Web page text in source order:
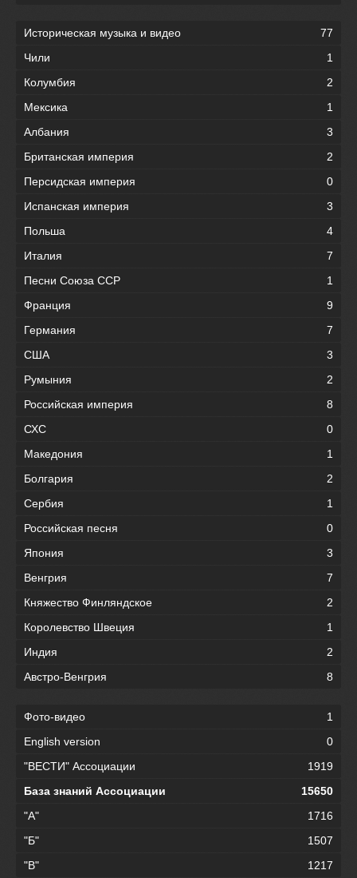
Историческая музыка и видео
77
Чили
1
Колумбия
2
Мексика
1
Албания
3
Британская империя
2
Персидская империя
0
Испанская империя
3
Польша
4
Италия
7
Песни Союза ССР
1
Франция
9
Германия
7
США
3
Румыния
2
Российская империя
8
СХС
0
Македония
1
Болгария
2
Сербия
1
Российская песня
0
Япония
3
Венгрия
7
Княжество Финляндское
2
Королевство Швеция
1
Индия
2
Австро-Венгрия
8
Фото-видео
1
English version
0
"ВЕСТИ" Ассоциации
1919
База знаний Ассоциации
15650
"А"
1716
"Б"
1507
"В"
1217